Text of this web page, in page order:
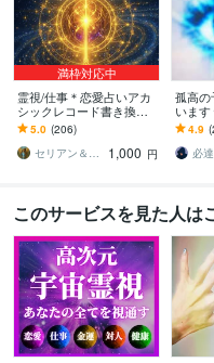
満枠対応中
霊視/仕事＊恋愛占いアカ
シックレコード書き換え
ます ご懐妊報告多数※恋愛
＊子宝＊不倫＊転職占い※
人生全般
5.0 (206)
セリアン＆ソル中央太陽
1,000 円
孤高の
います
上げ、
より霊
4.9
このサービスを見た人は